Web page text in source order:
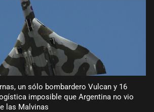
un sólo bombardero Vulcan y 16
imposible que Argentina no vio
las Malvinas